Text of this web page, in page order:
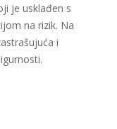
je usklađen s
na rizik. Na
i